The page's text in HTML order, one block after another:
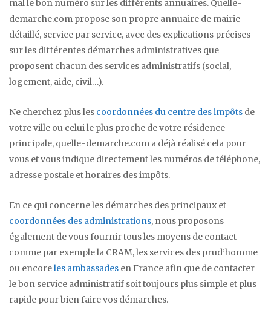
mal le bon numéro sur les différents annuaires. Quelle-
demarche.com propose son propre annuaire de mairie
détaillé, service par service, avec des explications précises
sur les différentes démarches administratives que
proposent chacun des services administratifs (social,
logement, aide, civil…).
Ne cherchez plus les coordonnées du centre des impôts de
votre ville ou celui le plus proche de votre résidence
principale, quelle-demarche.com a déjà réalisé cela pour
vous et vous indique directement les numéros de téléphone,
adresse postale et horaires des impôts.
En ce qui concerne les démarches des principaux et
coordonnées des administrations, nous proposons
également de vous fournir tous les moyens de contact
comme par exemple la CRAM, les services des prud’homme
ou encoreles ambassades en France afin que de contacter
le bon service administratif soit toujours plus simple et plus
rapide pour bien faire vos démarches.